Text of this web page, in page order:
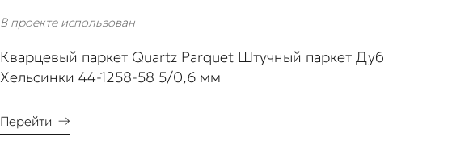
В проекте использован
Кварцевый паркет Quartz Parquet Штучный паркет Дуб
Хельсинки 44-1258-58 5/0,6 мм
Перейти →